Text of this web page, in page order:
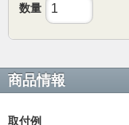
数量
商品情報
取付例